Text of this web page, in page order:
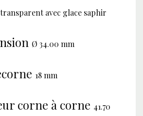
transparent avec glace saphir
Ø 34.00 mm
18 mm
corne à corne 41.70